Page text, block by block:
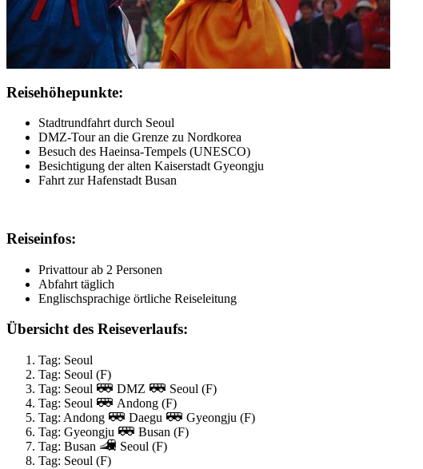
Reisehöhepunkte:
Stadtrundfahrt durch Seoul
DMZ-Tour an die Grenze zu Nordkorea
Besuch des Haeinsa-Tempels (UNESCO)
Besichtigung der alten Kaiserstadt Gyeongju
Fahrt zur Hafenstadt Busan
Reiseinfos:
Privattour ab 2 Personen
Abfahrt täglich
Englischsprachige örtliche Reiseleitung
Übersicht des Reiseverlaufs:
Tag: Seoul
Tag: Seoul (F)
Tag: Seoul
DMZ
Seoul (F)
Tag: Seoul
Andong (F)
Tag: Andong
Daegu
Gyeongju (F)
Tag: Gyeongju
Busan (F)
Tag: Busan
Seoul (F)
Tag: Seoul (F)